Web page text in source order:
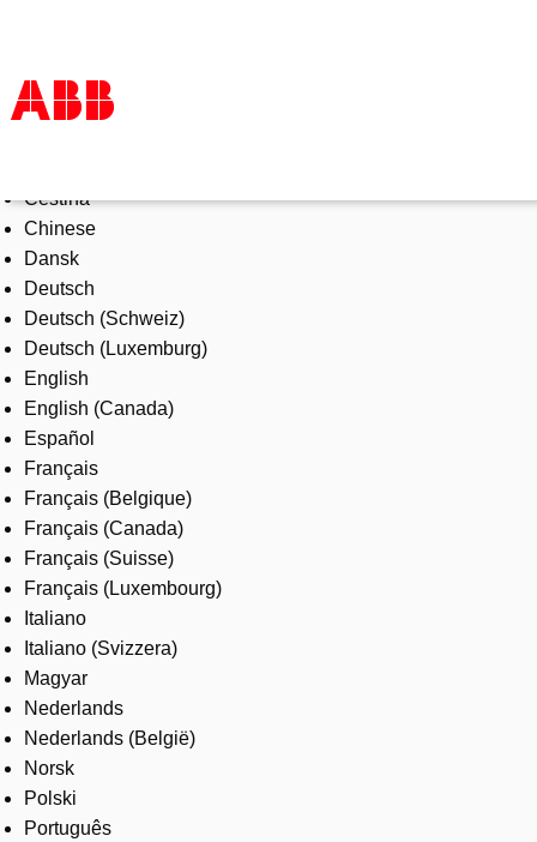
Products & Solutions
Industries
Services
About us
Where to buy
Contact us
Careers
Čeština
Chinese
Dansk
Deutsch
Deutsch (Schweiz)
Deutsch (Luxemburg)
English
English (Canada)
Español
Français
Français (Belgique)
Français (Canada)
Français (Suisse)
Français (Luxembourg)
Italiano
Italiano (Svizzera)
Magyar
Nederlands
Nederlands (België)
Norsk
Polski
Português